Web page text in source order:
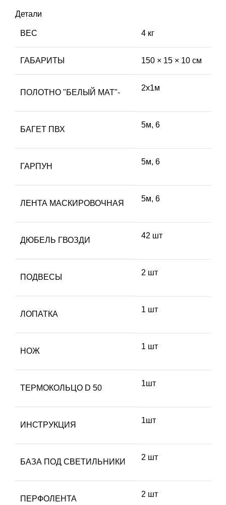
Детали
ВЕС 4 кг
ГАБАРИТЫ 150 × 15 × 10 см
ПОЛОТНО "БЕЛЫЙ МАТ"-
2х1м
БАГЕТ ПВХ
5м, 6
ГАРПУН
5м, 6
ЛЕНТА МАСКИРОВОЧНАЯ
5м, 6
ДЮБЕЛЬ ГВОЗДИ
42 шт
ПОДВЕСЫ
2 шт
ЛОПАТКА
1 шт
НОЖ
1 шт
ТЕРМОКОЛЬЦО D 50
1шт
ИНСТРУКЦИЯ
1шт
БАЗА ПОД СВЕТИЛЬНИКИ
2 шт
ПЕРФОЛЕНТА
2 шт